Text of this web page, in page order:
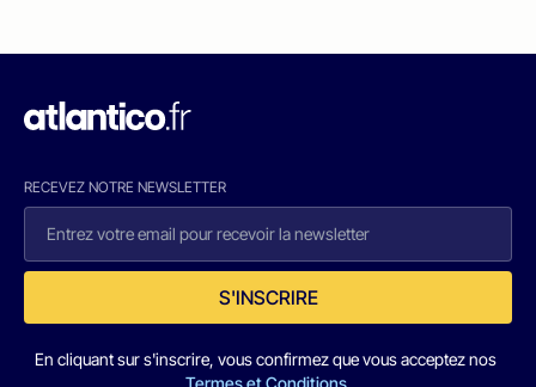
RECEVEZ NOTRE NEWSLETTER
S'INSCRIRE
En cliquant sur s'inscrire, vous confirmez que vous acceptez nos
Termes et Conditions